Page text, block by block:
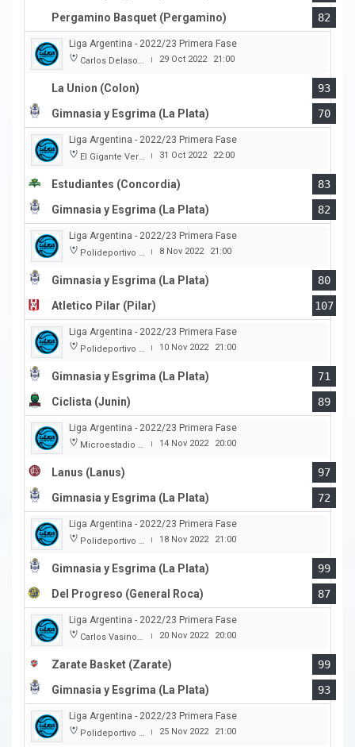
Pergamino Basquet (Pergamino)
82
Liga Argentina - 2022/23 Primera Fase
Carlos Delasoie | 29 Oct 2022 21:00
La Union (Colon)
93
Gimnasia y Esgrima (La Plata)
70
Liga Argentina - 2022/23 Primera Fase
El Gigante Verde | 31 Oct 2022 22:00
Estudiantes (Concordia)
83
Gimnasia y Esgrima (La Plata)
82
Liga Argentina - 2022/23 Primera Fase
Polideportivo Victor Nethol | 8 Nov 2022 21:00
Gimnasia y Esgrima (La Plata)
80
Atletico Pilar (Pilar)
107
Liga Argentina - 2022/23 Primera Fase
Polideportivo Victor Nethol | 10 Nov 2022 21:00
Gimnasia y Esgrima (La Plata)
71
Ciclista (Junin)
89
Liga Argentina - 2022/23 Primera Fase
Microestadio Antonio Rotili | 14 Nov 2022 20:00
Lanus (Lanus)
97
Gimnasia y Esgrima (La Plata)
72
Liga Argentina - 2022/23 Primera Fase
Polideportivo Victor Nethol | 18 Nov 2022 21:00
Gimnasia y Esgrima (La Plata)
99
Del Progreso (General Roca)
87
Liga Argentina - 2022/23 Primera Fase
Carlos Vasino (Club Atl. Parana) | 20 Nov 2022 20:00
Zarate Basket (Zarate)
99
Gimnasia y Esgrima (La Plata)
93
Liga Argentina - 2022/23 Primera Fase
Polideportivo Islas Malvinas | 25 Nov 2022 21:00